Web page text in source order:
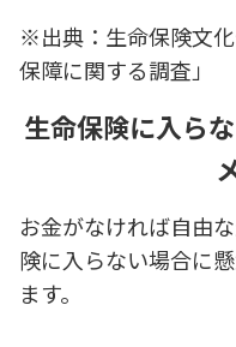
※出典：生命保険文
保障に関する調査」
生命保険に入ら
お金がなければ自由
険に入らない場合に
ます。